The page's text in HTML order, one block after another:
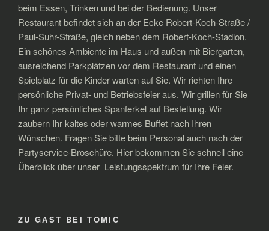
beim Essen, Trinken und bei der Bedienung. Unser
Restaurant befindet sich an der Ecke Robert-Koch-Straße /
Paul-Suhr-Straße, gleich neben dem Robert-Koch-Stadion.
Ein schönes Ambiente im Haus und außen mit Biergarten,
ausreichend Parkplätzen vor dem Restaurant und einen
Spielplatz für die Kinder warten auf Sie. Wir richten Ihre
persönliche Privat- und Betriebsfeier aus. Wir grillen für Sie
Ihr ganz persönliches Spanferkel auf Bestellung. Wir
zaubern Ihr kaltes oder warmes Buffet nach Ihren
Wünschen. Fragen Sie bitte beim Personal auch nach der
Partyservice-Broschüre. Hier bekommen Sie schnell eine
Überblick über unser Leistungsspektrum für Ihre Feier.
ZU GAST BEI TOMIC